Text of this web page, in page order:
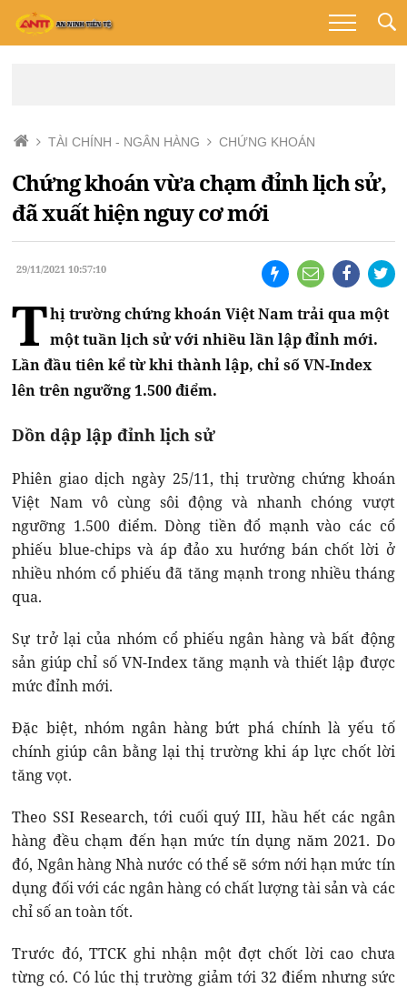
TÀI CHÍNH - NGÂN HÀNG CHỨNG KHOÁN
Chứng khoán vừa chạm đỉnh lịch sử,
đã xuất hiện nguy cơ mới
29/11/2021 10:57:10
Thị trường chứng khoán Việt Nam trải qua một
một tuần lịch sử với nhiều lần lập đỉnh mới.
Lần đầu tiên kể từ khi thành lập, chỉ số VN-Index
lên trên ngưỡng 1.500 điểm.
Dồn dập lập đỉnh lịch sử
Phiên giao dịch ngày 25/11, thị trường chứng khoán
Việt Nam vô cùng sôi động và nhanh chóng vượt
ngưỡng 1.500 điểm. Dòng tiền đổ mạnh vào các cổ
phiếu blue-chips và áp đảo xu hướng bán chốt lời ở
nhiều nhóm cổ phiếu đã tăng mạnh trong nhiều tháng
qua.
Sự trở lại của nhóm cổ phiếu ngân hàng và bất động
sản giúp chỉ số VN-Index tăng mạnh và thiết lập được
mức đỉnh mới.
Đặc biệt, nhóm ngân hàng bứt phá chính là yếu tố
chính giúp cân bằng lại thị trường khi áp lực chốt lời
tăng vọt.
Theo SSI Research, tới cuối quý III, hầu hết các ngân
hàng đều chạm đến hạn mức tín dụng năm 2021. Do
đó, Ngân hàng Nhà nước có thể sẽ sớm nới hạn mức tín
dụng đối với các ngân hàng có chất lượng tài sản và các
chỉ số an toàn tốt.
Trước đó, TTCK ghi nhận một đợt chốt lời cao chưa
từng có. Có lúc thị trường giảm tới 32 điểm nhưng sức